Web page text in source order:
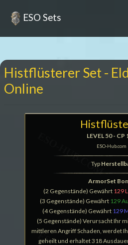
ESO Sets
Histflüsterer Set -
Online
LEVEL 50 - CP
ESO-Hub.com
Typ
ArmorSet
(2 Gegenstände) Gewährt 129
(3 Gegenstände) Gewährt 129
(4 Gegenstände) Gewährt 129
(5 Gegenstände) Verursacht Ihr
mittleren Angriff Schaden, werdet
geheilt und erhaltet 318